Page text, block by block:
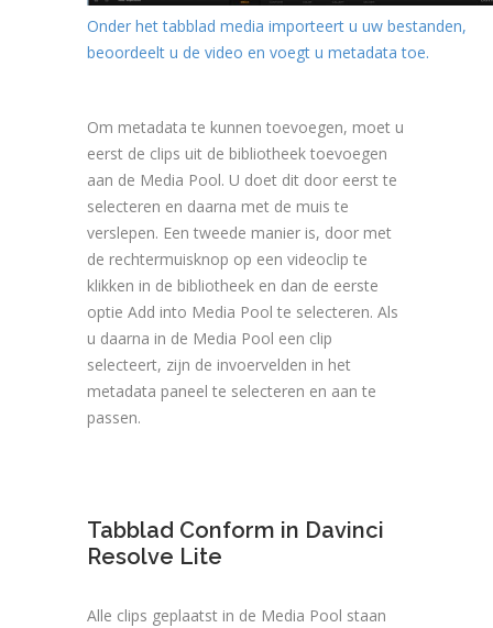
Onder het tabblad media importeert u uw bestanden,
beoordeelt u de video en voegt u metadata toe.
Om metadata te kunnen toevoegen, moet u
eerst de clips uit de bibliotheek toevoegen
aan de Media Pool. U doet dit door eerst te
selecteren en daarna met de muis te
verslepen. Een tweede manier is, door met
de rechtermuisknop op een videoclip te
klikken in de bibliotheek en dan de eerste
optie Add into Media Pool te selecteren. Als
u daarna in de Media Pool een clip
selecteert, zijn de invoervelden in het
metadata paneel te selecteren en aan te
passen.
Tabblad Conform in Davinci
Resolve Lite
Alle clips geplaatst in de Media Pool staan